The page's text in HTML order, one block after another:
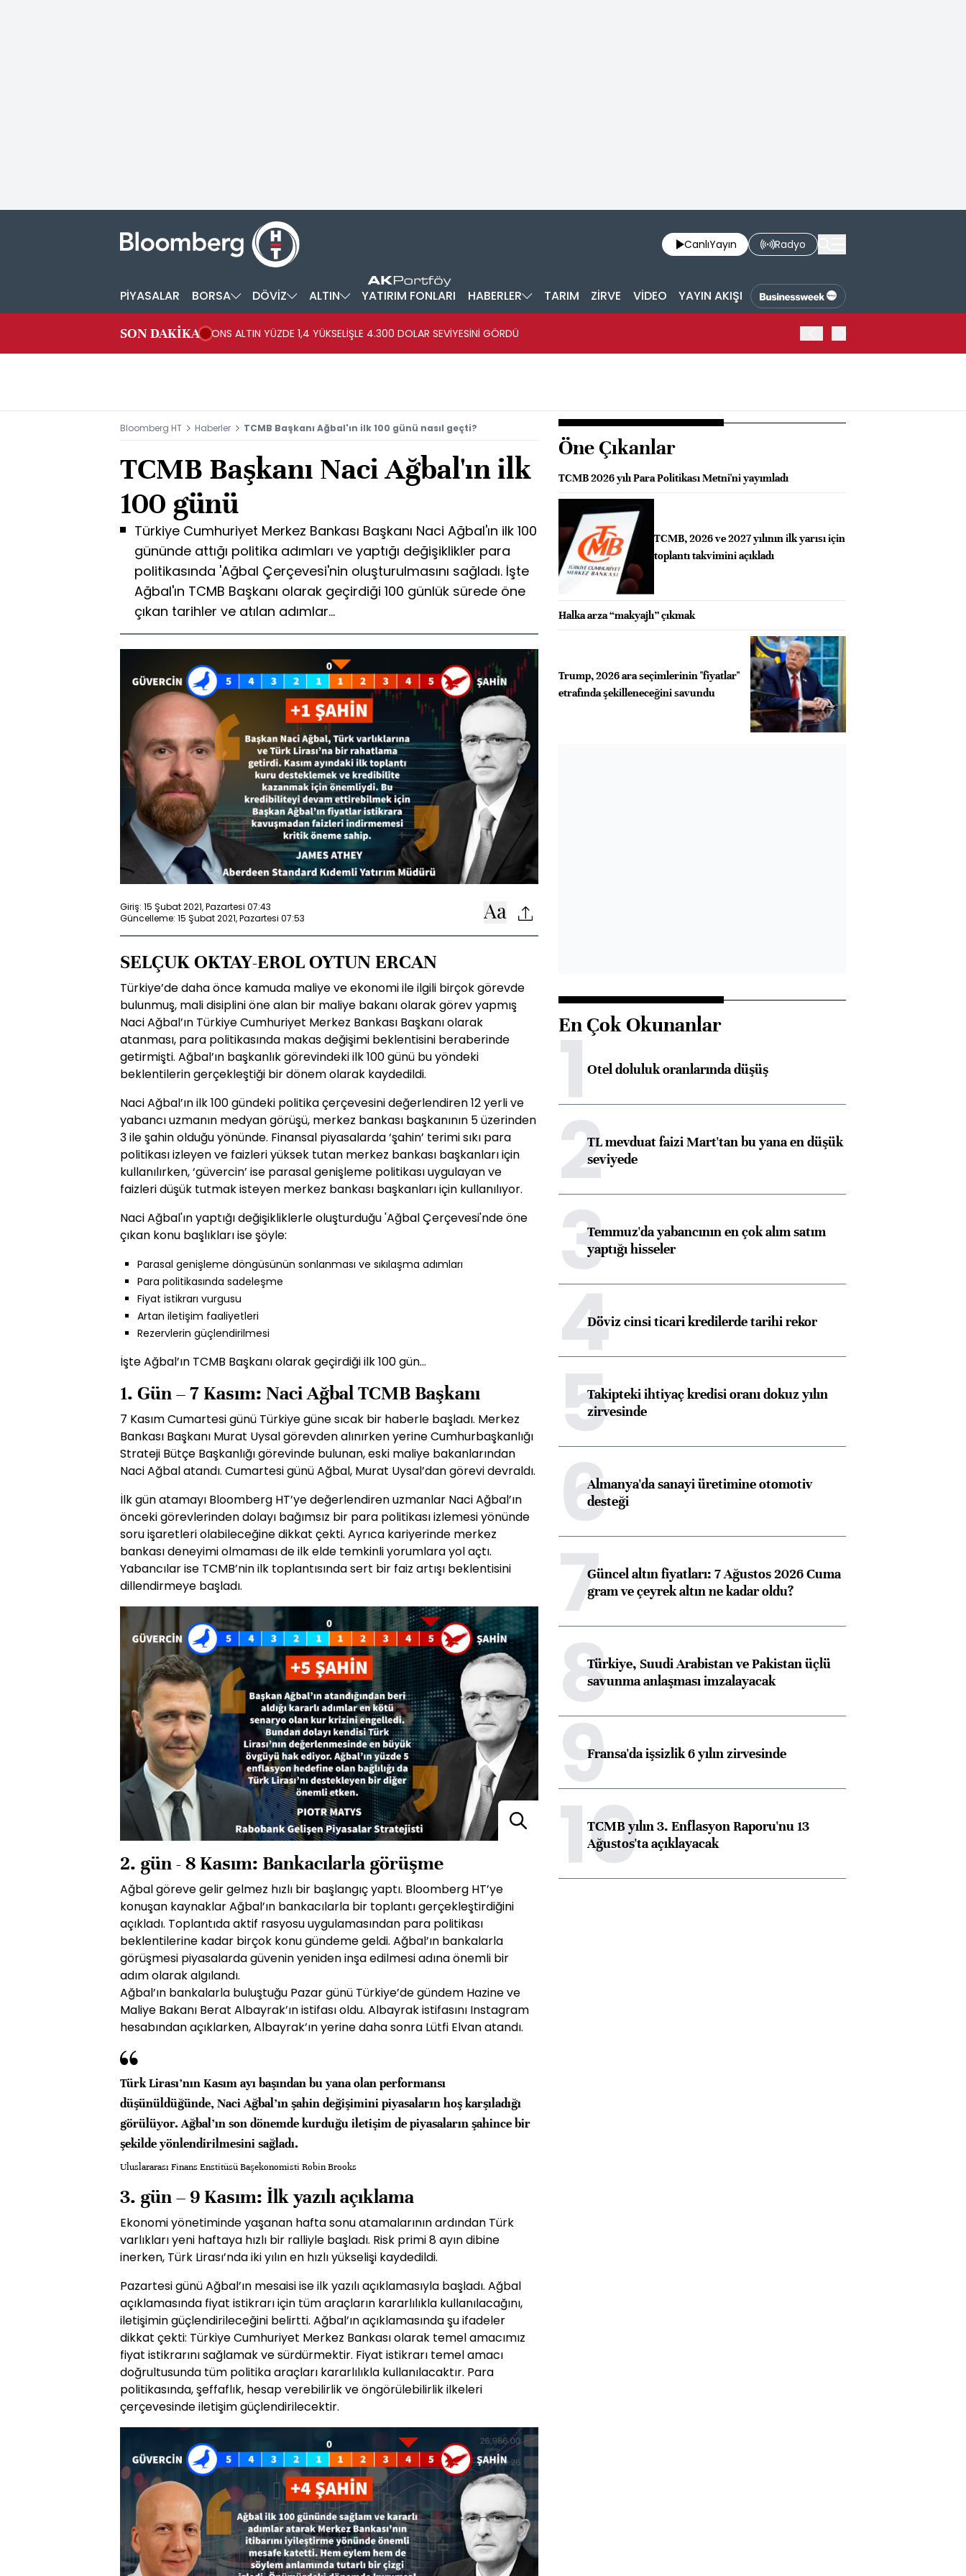
CanlıYayın Radyo
PİYASALAR BORSA DÖVİZ ALTIN YATIRIM FONLARI HABERLER TARIM ZİRVE VİDEO YAYIN AKIŞI
SON DAKİKA ONS ALTIN YÜZDE 1,4 YÜKSELİŞLE 4.300 DOLAR SEVİYESİNİ GÖRDÜ
Bloomberg HT Haberler TCMB Başkanı Ağbal'ın ilk 100 günü nasıl geçti?
TCMB Başkanı Naci Ağbal'ın ilk
100 günü
Türkiye Cumhuriyet Merkez Bankası Başkanı Naci Ağbal'ın ilk 100
gününde attığı politika adımları ve yaptığı değişiklikler para
politikasında 'Ağbal Çerçevesi'nin oluşturulmasını sağladı. İşte
Ağbal'ın TCMB Başkanı olarak geçirdiği 100 günlük sürede öne
çıkan tarihler ve atılan adımlar...
Giriş: 15 Şubat 2021, Pazartesi 07:43
Güncelleme: 15 Şubat 2021, Pazartesi 07:53
SELÇUK OKTAY-EROL OYTUN ERCAN
Türkiye’de daha önce kamuda maliye ve ekonomi ile ilgili birçok görevde
bulunmuş, mali disiplini öne alan bir maliye bakanı olarak görev yapmış
Naci Ağbal’ın Türkiye Cumhuriyet Merkez Bankası Başkanı olarak
atanması, para politikasında makas değişimi beklentisini beraberinde
getirmişti. Ağbal’ın başkanlık görevindeki ilk 100 günü bu yöndeki
beklentilerin gerçekleştiği bir dönem olarak kaydedildi.
Naci Ağbal’ın ilk 100 gündeki politika çerçevesini değerlendiren 12 yerli ve
yabancı uzmanın medyan görüşü, merkez bankası başkanının 5 üzerinden
3 ile şahin olduğu yönünde. Finansal piyasalarda ‘şahin’ terimi sıkı para
politikası izleyen ve faizleri yüksek tutan merkez bankası başkanları için
kullanılırken, ‘güvercin’ ise parasal genişleme politikası uygulayan ve
faizleri düşük tutmak isteyen merkez bankası başkanları için kullanılıyor.
Naci Ağbal'ın yaptığı değişikliklerle oluşturduğu 'Ağbal Çerçevesi'nde öne
çıkan konu başlıkları ise şöyle:
Parasal genişleme döngüsünün sonlanması ve sıkılaşma adımları
Para politikasında sadeleşme
Fiyat istikrarı vurgusu
Artan iletişim faaliyetleri
Rezervlerin güçlendirilmesi
İşte Ağbal’ın TCMB Başkanı olarak geçirdiği ilk 100 gün...
1. Gün – 7 Kasım: Naci Ağbal TCMB Başkanı
7 Kasım Cumartesi günü Türkiye güne sıcak bir haberle başladı. Merkez
Bankası Başkanı Murat Uysal görevden alınırken yerine Cumhurbaşkanlığı
Strateji Bütçe Başkanlığı görevinde bulunan, eski maliye bakanlarından
Naci Ağbal atandı. Cumartesi günü Ağbal, Murat Uysal’dan görevi devraldı.
İlk gün atamayı Bloomberg HT’ye değerlendiren uzmanlar Naci Ağbal’ın
önceki görevlerinden dolayı bağımsız bir para politikası izlemesi yönünde
soru işaretleri olabileceğine dikkat çekti. Ayrıca kariyerinde merkez
bankası deneyimi olmaması de ilk elde temkinli yorumlara yol açtı.
Yabancılar ise TCMB’nin ilk toplantısında sert bir faiz artışı beklentisini
dillendirmeye başladı.
2. gün - 8 Kasım: Bankacılarla görüşme
Ağbal göreve gelir gelmez hızlı bir başlangıç yaptı. Bloomberg HT’ye
konuşan kaynaklar Ağbal’ın bankacılarla bir toplantı gerçekleştirdiğini
açıkladı. Toplantıda aktif rasyosu uygulamasından para politikası
beklentilerine kadar birçok konu gündeme geldi. Ağbal’ın bankalarla
görüşmesi piyasalarda güvenin yeniden inşa edilmesi adına önemli bir
adım olarak algılandı.
Ağbal’ın bankalarla buluştuğu Pazar günü Türkiye’de gündem Hazine ve
Maliye Bakanı Berat Albayrak’ın istifası oldu. Albayrak istifasını Instagram
hesabından açıklarken, Albayrak’ın yerine daha sonra Lütfi Elvan atandı.
Türk Lirası’nın Kasım ayı başından bu yana olan performansı
düşünüldüğünde, Naci Ağbal’ın şahin değişimini piyasaların hoş karşıladığı
görülüyor. Ağbal’ın son dönemde kurduğu iletişim de piyasaların şahince bir
şekilde yönlendirilmesini sağladı.
Uluslararası Finans Enstitüsü Başekonomisti Robin Brooks
3. gün – 9 Kasım: İlk yazılı açıklama
Ekonomi yönetiminde yaşanan hafta sonu atamalarının ardından Türk
varlıkları yeni haftaya hızlı bir ralliyle başladı. Risk primi 8 ayın dibine
inerken, Türk Lirası’nda iki yılın en hızlı yükselişi kaydedildi.
Pazartesi günü Ağbal’ın mesaisi ise ilk yazılı açıklamasıyla başladı. Ağbal
açıklamasında fiyat istikrarı için tüm araçların kararlılıkla kullanılacağını,
iletişimin güçlendirileceğini belirtti. Ağbal’ın açıklamasında şu ifadeler
dikkat çekti: Türkiye Cumhuriyet Merkez Bankası olarak temel amacımız
fiyat istikrarını sağlamak ve sürdürmektir. Fiyat istikrarı temel amacı
doğrultusunda tüm politika araçları kararlılıkla kullanılacaktır. Para
politikasında, şeffaflık, hesap verebilirlik ve öngörülebilirlik ilkeleri
çerçevesinde iletişim güçlendirilecektir.
Öne Çıkanlar
TCMB 2026 yılı Para Politikası Metni'ni yayımladı
TCMB, 2026 ve 2027 yılının ilk yarısı için
toplantı takvimini açıkladı
Halka arza “makyajlı” çıkmak
Trump, 2026 ara seçimlerinin "fiyatlar"
etrafında şekilleneceğini savundu
En Çok Okunanlar
1Otel doluluk oranlarında düşüş
2TL mevduat faizi Mart'tan bu yana en düşük
seviyede
3Temmuz'da yabancının en çok alım satım
yaptığı hisseler
4Döviz cinsi ticari kredilerde tarihi rekor
5Takipteki ihtiyaç kredisi oranı dokuz yılın
zirvesinde
6Almanya'da sanayi üretimine otomotiv
desteği
7Güncel altın fiyatları: 7 Ağustos 2026 Cuma
gram ve çeyrek altın ne kadar oldu?
8Türkiye, Suudi Arabistan ve Pakistan üçlü
savunma anlaşması imzalayacak
9Fransa'da işsizlik 6 yılın zirvesinde
10
TCMB yılın 3. Enflasyon Raporu'nu 13
Ağustos'ta açıklayacak